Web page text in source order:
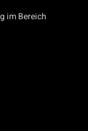
im Bereich